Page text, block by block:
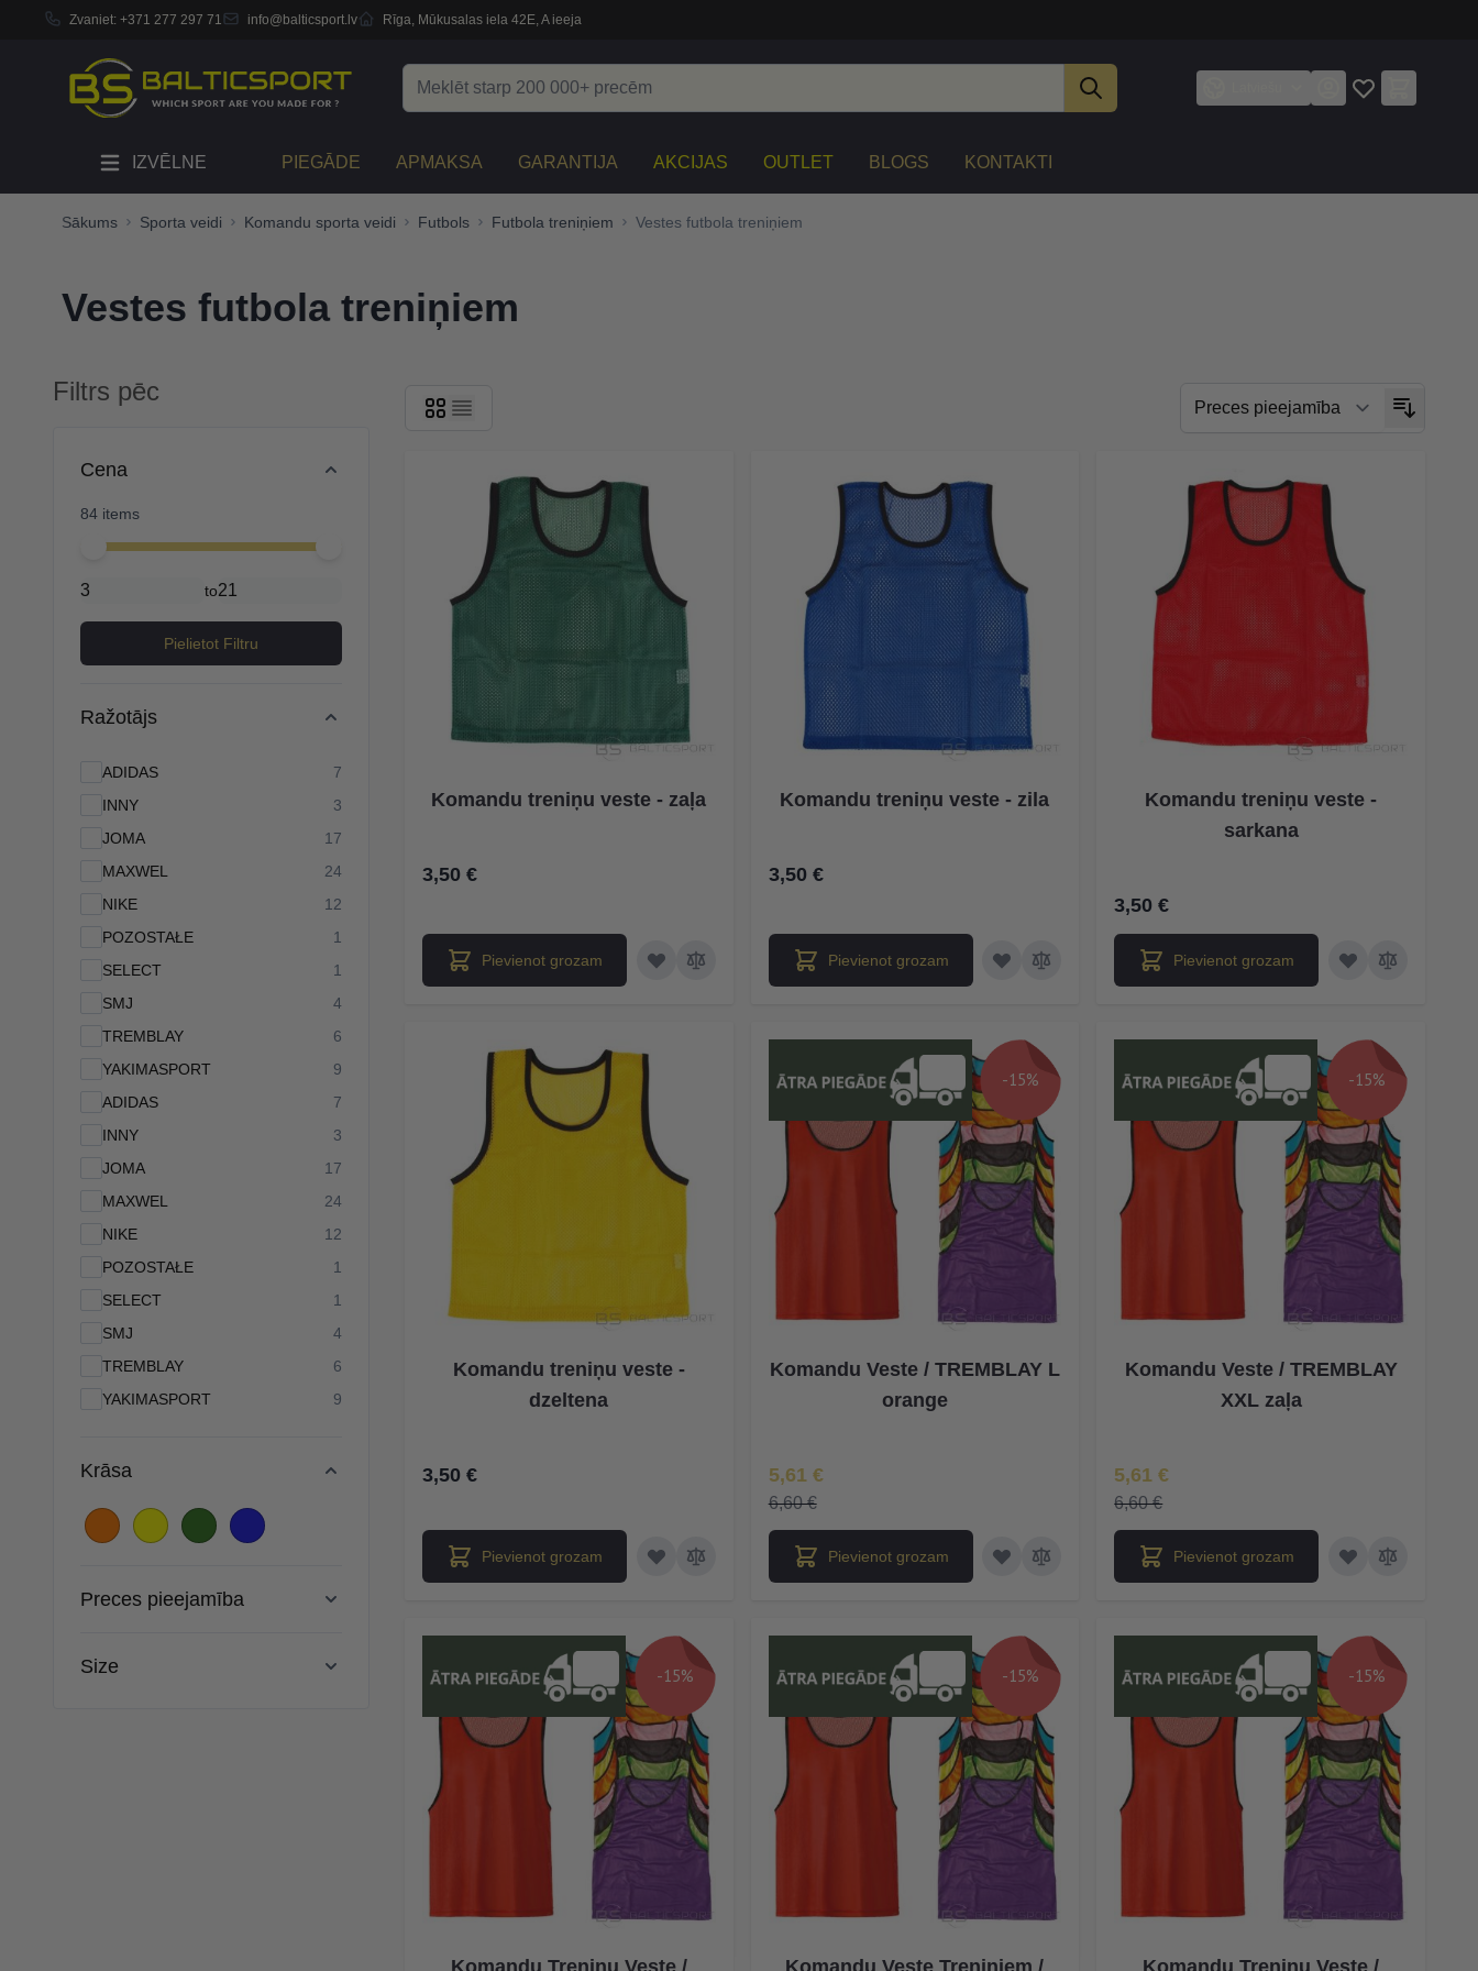
Zvaniet: +371 277 297 71 info@balticsport.lv Rīga, Mūkusalas iela 42E, A ieeja
IZVĒLNE PIEGĀDE APMAKSA GARANTIJA AKCIJAS OUTLET BLOGS KONTAKTI
Sākums Sporta veidi Komandu sporta veidi Futbols Futbola treniņiem Vestes futbola treniņiem
Vestes futbola treniņiem
Filtrs pēc
Cena
84 items
Minimal price
Maximum price
to
Pielietot Filtru
Ražotājs
ADIDAS 7
INNY
3 products available
JOMA
17
MAXWEL
24 products available
NIKE
12
POZOSTAŁE
1
products available
SELECT
1
products available
SMJ
4
TREMBLAY
6
YAKIMASPORT
9
ADIDAS
7
INNY
3
JOMA
17 products available
MAXWEL
24
NIKE
12
POZOSTAŁE
1
SELECT
1
products available
SMJ
4
TREMBLAY
6 products available
YAKIMASPORT
9
Krāsa
Preces pieejamība
Size
Komandu treniņu veste - zaļa
3,50 €
Pievienot grozam
Komandu treniņu veste - zila
3,50 €
Pievienot grozam
Komandu treniņu veste -
sarkana
3,50 €
Pievienot grozam
Komandu treniņu veste -
dzeltena
3,50 €
Pievienot grozam
-15%
Komandu Veste / TREMBLAY L
orange
Īpaša Cena
5,61 €
6,60 €
Pievienot grozam
-15%
Komandu Veste / TREMBLAY
XXL zaļa
Īpaša Cena
5,61 €
6,60 €
Pievienot grozam
-15%
Komandu Treniņu Veste /
-15%
Komandu Veste Treniņiem /
-15%
Komandu Treniņu Veste /